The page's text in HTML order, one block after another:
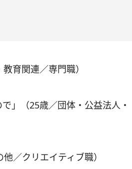
育関連／専門職）
」（25歳／団体・公益法人・
／クリエイティブ職）